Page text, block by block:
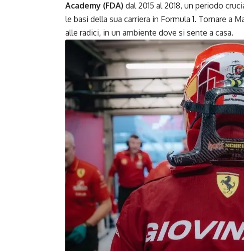
Academy (FDA) dal 2015 al 2018, un periodo
le basi della sua carriera in Formula 1. Tornare a
alle radici, in un ambiente dove si sente a casa.